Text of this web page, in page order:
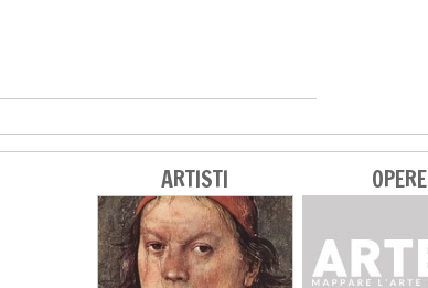
ARTISTI OPERE